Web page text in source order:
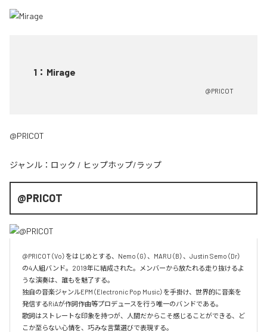
1 ： Mirage
@PRICOT
@PRICOT
ジャンル： ロック / ヒップホップ/ラップ
@PRICOT
@PRICOT（Vo）をはじめとする、Nemo（G）、MARU（B）、Justin Semo（Dr）
の4人組バンド。2019年に結成された。メンバーから放たれる走り抜けるよ
うな演奏は、誰もを魅了する。
独自の音楽ジャンルEPM（Electronic Pop Music）を手掛け、世界的に音楽を
発信するRiAが作詞作曲等プロデュースを行う唯一のバンドである。
歌詞はストレートな印象を持つが、人間だからこそ感じることができる、ど
こか至らない心情を、巧みな言葉選びで表現する。